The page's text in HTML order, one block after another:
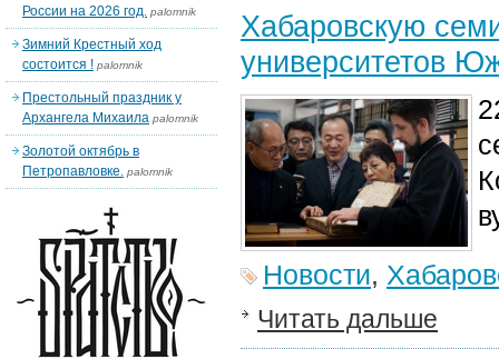
Хабаровскую
университетов
Новости,
Читать дальше
России на 2026 год. palomnik
Зимний Крестный ход
состоится ! palomnik
Престольный праздник у
Архангела Михаила palomnik
Золотой октябрь в
Петропавловке. palomnik